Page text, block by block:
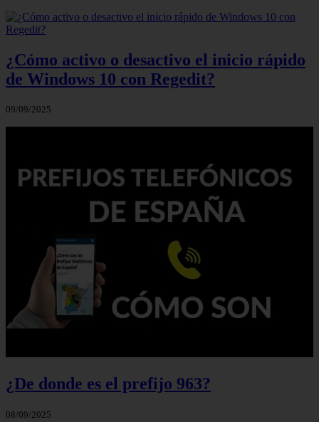
¿Cómo activo o desactivo el inicio rápido
de Windows 10 con Regedit?
09/09/2025
¿De donde es el prefijo 963?
08/09/2025